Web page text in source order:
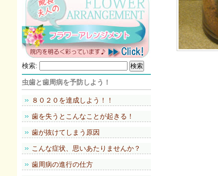
検索:
虫歯と歯周病を予防しよう！
８０２０を達成しよう！！
歯を失うとこんなことが起きる！
歯が抜けてしまう原因
こんな症状、思いあたりませんか？
歯周病の進行の仕方